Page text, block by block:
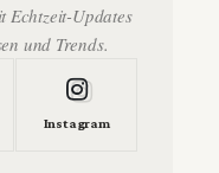
Echtzeit-Updates
und Trends.
Instagram